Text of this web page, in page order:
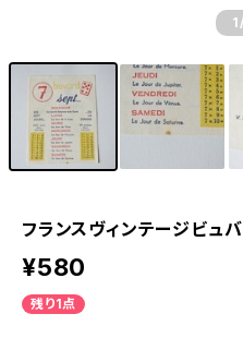
1
フランスヴィンテージビュ
¥580
残り1点